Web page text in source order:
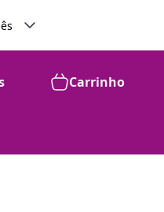
Carrinho